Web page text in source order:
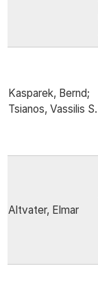
Kasparek, Bernd;
Tsianos, Vassilis S.
Altvater, Elmar